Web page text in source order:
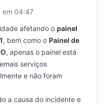
04:47
afetando o painel
, bem como o Painel de
, apenas o painel está
serviços
e não foram
a causa do incidente e